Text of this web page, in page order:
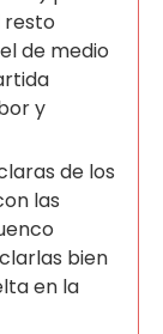
resto
de medio
y
de los
las
bien
en la